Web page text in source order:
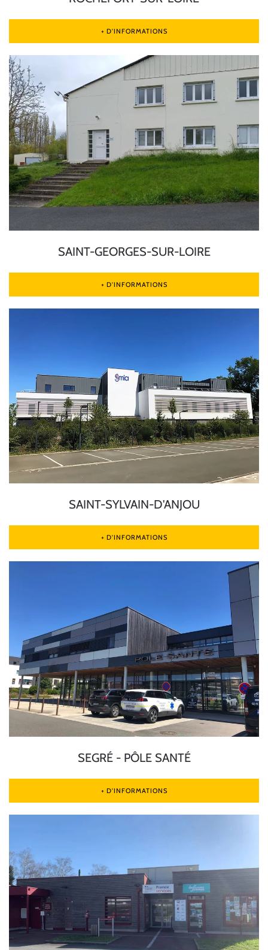
+ D'INFORMATIONS
SAINT-GEORGES-SUR-LOIRE
+ D'INFORMATIONS
SAINT-SYLVAIN-D'ANJOU
+ D'INFORMATIONS
SEGRÉ - PÔLE SANTÉ
+ D'INFORMATIONS